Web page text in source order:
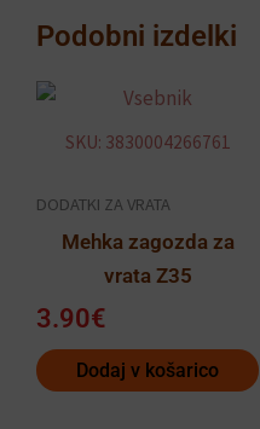
Podobni izdelki
SKU: 3830004266761
DODATKI ZA VRATA
Mehka zagozda za
vrata Z35
3.90€
Dodaj v košarico